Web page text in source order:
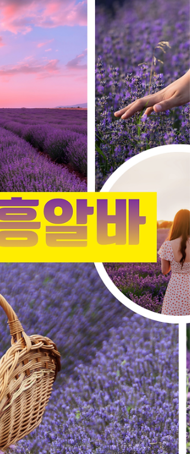
에게 적합한 마사지알바 지역으로 평가된다.
특히 스포츠마사지, 일반 마사지 위주의 매장
이 많아 초보자 진입 부담이 비교적 낮다. 수
리마사지알바 구인구직 1. 수유리마사지알바
구인주기 마다 틀리다 수유리 마사지 상권 특
징 수유리는 수유역을 중심으로 상권이 형성
되어 있으며, 인근 주거지역 거주민과 직장
자영업 종사자들이 주요 고객층이다. 일회성
방문보다 재방문·단골 비중이 높은 구조 라서
매장 분위기가 비교적 차분하고 안정적인 편
이다. 유동 인구는 많지만 과도하게 붐비는
권은 아니기 때문에, 지나치게 바쁘거나 경쟁
이 심한 환경을 부담스러워하는 사람에게 잘
맞는다. 2. 수유리 마사지알바 근무 형태 수유
리 마사지알바는 다음과 같